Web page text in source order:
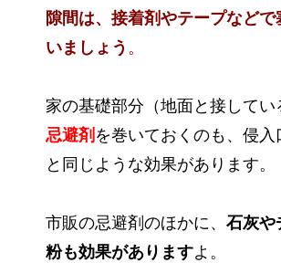
隙間は、接着剤やテープなどで
いましょう 。
家の基礎部分（地面と接してい
忌避剤 を巻いておくのも、侵入
と同じような効果があります。
市販の忌避剤のほかに、 石灰や
粉も効果がありますよ。